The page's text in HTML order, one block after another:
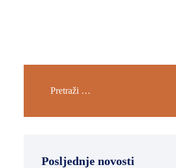
Posljednje novosti